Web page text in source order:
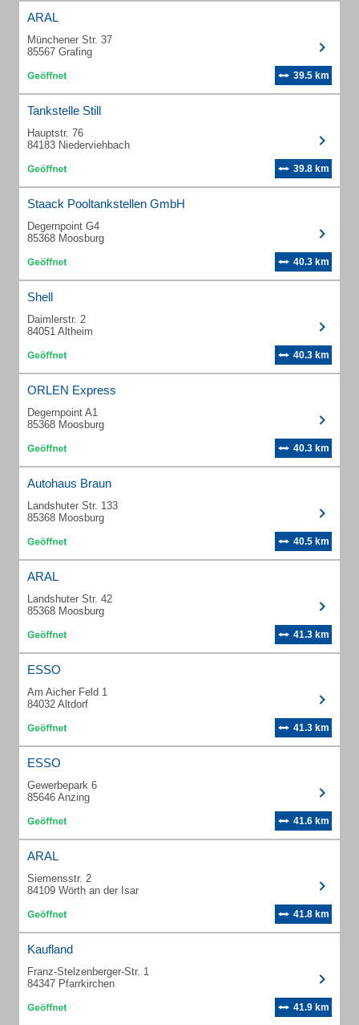
ARAL
Münchener Str. 37
85567 Grafing
39.5 km
Tankstelle Still
Hauptstr. 76
84183 Niederviehbach
39.8 km
Staack Pooltankstellen GmbH
Degernpoint G4
85368 Moosburg
40.3 km
Shell
Daimlerstr. 2
84051 Altheim
40.3 km
ORLEN Express
Degernpoint A1
85368 Moosburg
40.3 km
Autohaus Braun
Landshuter Str. 133
85368 Moosburg
40.5 km
ARAL
Landshuter Str. 42
85368 Moosburg
41.3 km
ESSO
Am Aicher Feld 1
84032 Altdorf
41.3 km
ESSO
Gewerbepark 6
85646 Anzing
41.6 km
ARAL
Siemensstr. 2
84109 Wörth an der Isar
41.8 km
Kaufland
Franz-Stelzenberger-Str. 1
84347 Pfarrkirchen
41.9 km